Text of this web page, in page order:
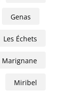
Genas
Les Échets
Marignane
Miribel